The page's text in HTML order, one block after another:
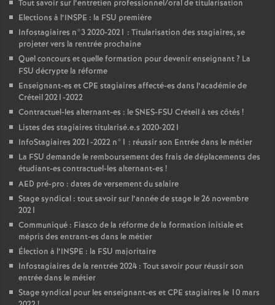
Tout savoir sur l’entretien professionnel/oral de titularisation
Elections à l’INSPE : la FSU première
Infostagiaires n°3 2020-2021 : Titularisation des stagiaires, se
projeter vers la rentrée prochaine
Quel concours et quelle formation pour devenir enseignant? La
FSU décrypte la réforme
Enseignant-es etCPE stagiaires affecté-es dans l’académie de
Créteil 2021-2022
Contractuel-les alternant-es : leSNES-FSU Créteil à tes côtés !
Listes des stagiaires titularisé.e.s 2020-2021
InfoStagiaires 2021-2022 n°1 : réussir son Entrée dans le métier
La FSU demande le remboursement des frais de déplacements des
étudiant-es contractuel-les alternant-es !
AED pré-pro : dates de versement du salaire
Stage syndical : tout savoir sur l’année de stage le 26 novembre
2021
Communiqué : Fiasco de la réforme de la formation initiale et
mépris des entrant-es dans le métier
Élection à l’INSPE : la FSU majoritaire
Infostagiaires de la rentrée 2024 : Tout savoir pour réussir son
entrée dans le métier
Stage syndical pour les enseignant-es etCPE stagiaires le 10 mars